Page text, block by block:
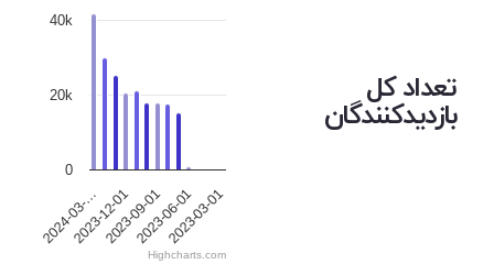
تعداد کل
بازدیدکنندگان
2024-03-…
2023-12-012023-09-012023-06-012023-03-01
0
20k
40k
Highcharts.com